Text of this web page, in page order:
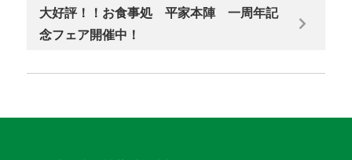
大好評！！お食事処 平家本陣 一周年記
念フェア開催中！